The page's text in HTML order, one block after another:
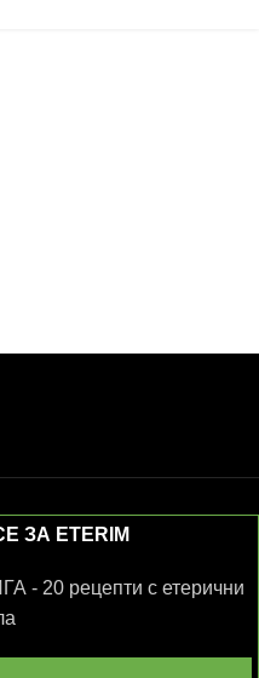
ЗА ETERIM
- 20 рецепти с етерични